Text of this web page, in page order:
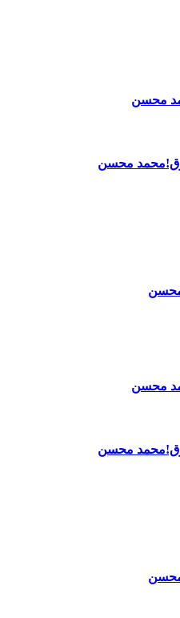
محسن
الشرق!محمد محسن
محسن
محسن
الشرق!محمد محسن
محسن